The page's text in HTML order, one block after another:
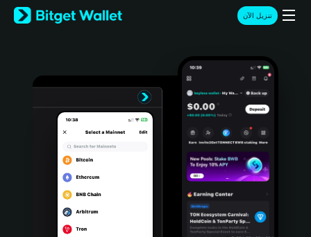
English
日本語
Türkçe
Português (Portugal)
Bahasa Indonesia
تنزيل الآن